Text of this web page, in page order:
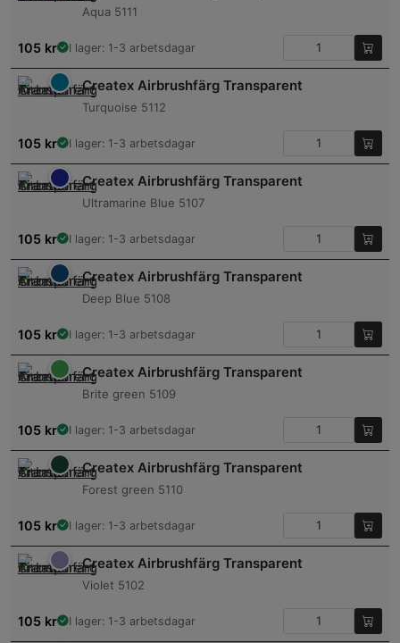
Aqua 5111
105 kr I lager: 1-3 arbetsdagar
Createx Airbrushfärg Transparent
Turquoise 5112
105 kr I lager: 1-3 arbetsdagar
Createx Airbrushfärg Transparent
Ultramarine Blue 5107
105 kr I lager: 1-3 arbetsdagar
Createx Airbrushfärg Transparent
Deep Blue 5108
105 kr I lager: 1-3 arbetsdagar
Createx Airbrushfärg Transparent
Brite green 5109
105 kr I lager: 1-3 arbetsdagar
Createx Airbrushfärg Transparent
Forest green 5110
105 kr I lager: 1-3 arbetsdagar
Createx Airbrushfärg Transparent
Violet 5102
105 kr I lager: 1-3 arbetsdagar